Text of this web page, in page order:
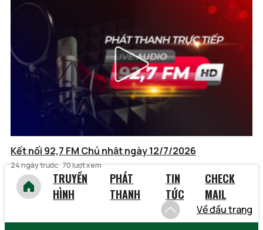
Kết nối 92,7 FM Chủ nhật ngày 12/7/2026
24 ngày trước 70 lượt xem
TRUYỀN
HÌNH
PHÁT
THANH
TIN
TỨC
CHECK
MAIL
Về đầu trang